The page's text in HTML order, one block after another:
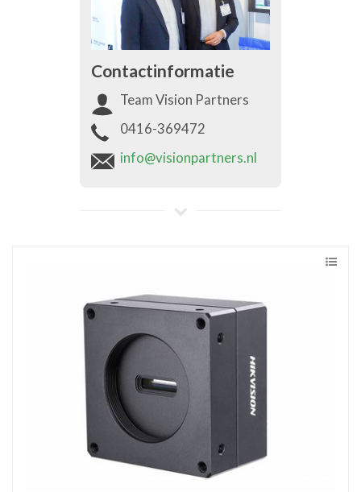
Contactinformatie
Team Vision Partners
0416-369472
info@visionpartners.nl